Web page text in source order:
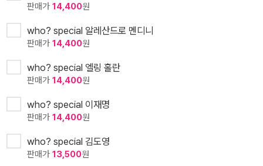
판매가 14,400원
who? special 알레산드로 멘디니
판매가 14,400원
who? special 엘링 홀란
판매가 14,400원
who? special 이재명
판매가 14,400원
who? special 김도영
판매가 13,500원